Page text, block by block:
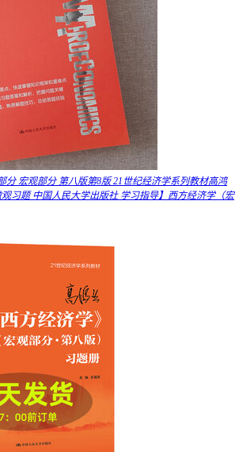
分 宏观部分 第八版第8版 21世纪经济学系列教材高鸿
习题 中国人民大学出版社 学习指导】西方经济学（宏